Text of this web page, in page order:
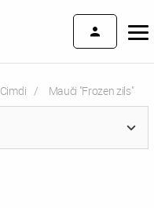
Cimdi Current:
Mauči "Frozen zils"